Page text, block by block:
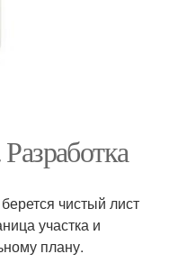
чистый лист
участка и
плану.